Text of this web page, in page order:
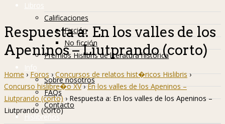
Libros
Calificaciones
Ficción
No ficción
Premios Hislibris de literatura histórica
Info
Sobre nosotros
FAQs
Contacto
Hislibreños
Respuesta a: En los valles de los
Apeninos – Liutprando (corto)
Home › Foros › Concursos de relatos hist�ricos Hislibris ›
Concurso hislibre�o XV › En los valles de los Apeninos –
Liutprando (corto) › Respuesta a: En los valles de los Apeninos –
Liutprando (corto)